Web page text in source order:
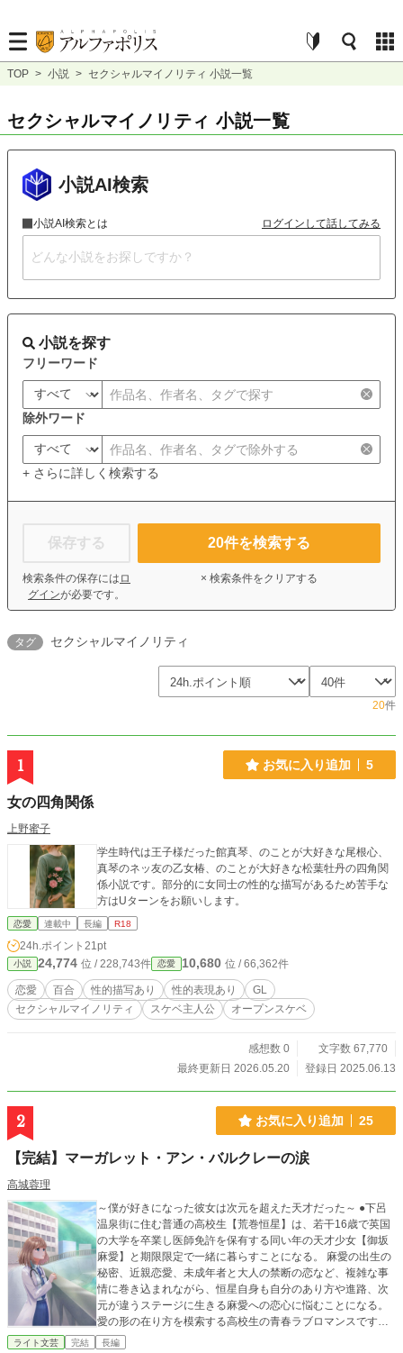
TOP > 小説 > セクシャルマイノリティ 小説一覧
セクシャルマイノリティ 小説一覧
小説AI検索
小説AI検索とは ログインして話してみる
小説を探す
フリーワード
除外ワード
+ さらに詳しく検索する
保存する
検索条件の保存には ロ
グインが必要です。
20件を検索する
× 検索条件をクリアする
タグ セクシャルマイノリティ
20件
1 お気に入り追加 5
女の四角関係
上野蜜子
学生時代は王子様だった館真琴、のことが大好きな尾根心、
真琴のネッ友の乙女椿、のことが大好きな松葉牡丹の四角関
係小説です。部分的に女同士の性的な描写があるため苦手な
方はUターンをお願いします。
恋愛 連載中 長編 R18
24h.ポイント 21pt
小説 24,774 位 / 228,743件 恋愛 10,680 位 / 66,362件
恋愛 百合 性的描写あり 性的表現あり
GL
セクシャルマイノリティ
スケベ主人公 オープンスケベ
感想数 0
文字数 67,770
最終更新日 2026.05.20
登録日 2025.06.13
2 お気に入り追加 25
【完結】マーガレット・アン・バルクレーの涙
高城蓉理
～僕が好きになった彼女は次元を超えた天才だった～ ●下呂
温泉街に住む普通の高校生【荒巻恒星】は、若干16歳で英国
の大学を卒業し医師免許を保有する同い年の天才少女【御坂
麻愛】と期限限定で一緒に暮らすことになる。 麻愛の出生の
秘密、近親恋愛、未成年者と大人の禁断の恋など、複雑な事
情に巻き込まれながら、恒星自身も自分のあり方や進路、次
元が違うステージに生きる麻愛への恋心に悩むことになる。
愛の形の在り方を模索する高校生の青春ラブロマンスです。
●姉妹作→ニュートンの忘れ物 ●illustration いーりす様
ライト文芸 完結 長編